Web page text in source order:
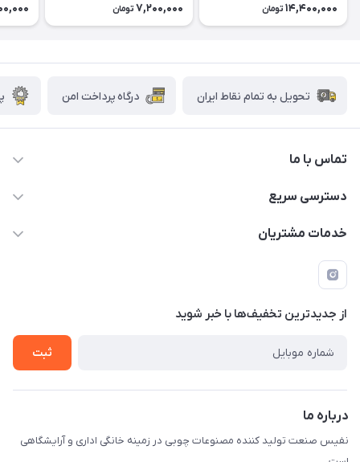
14,400,000 تومان 7,200,000 تومان
تحویل به تمام نقاط ایران درگاه پرداخت امن
تماس با ما
دسترسی سریع
حساب کاربری
درباره ما
تماس با ما
خدمات مشتریان
قوانین و مقررات
راهنمای خرید
از جدید‌ترین تخفیف‌ها با‌ خبر شوید
ثبت
درباره ما
نفیس صنعت تولید کننده مصنوعات چوبی در زمینه خانگی اداری و آرایشگاهی